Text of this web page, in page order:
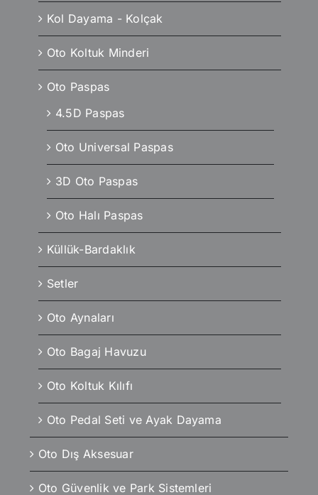
Kol Dayama - Kolçak
Oto Koltuk Minderi
Oto Paspas
4.5D Paspas
Oto Universal Paspas
3D Oto Paspas
Oto Halı Paspas
Küllük-Bardaklık
Setler
Oto Aynaları
Oto Bagaj Havuzu
Oto Koltuk Kılıfı
Oto Pedal Seti ve Ayak Dayama
Oto Dış Aksesuar
Oto Güvenlik ve Park Sistemleri